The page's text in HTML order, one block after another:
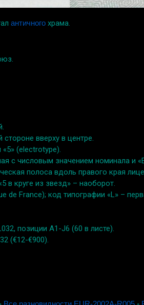
античного храма.
вверху в центре.
(electrotype).
с числовым значением номинала и
полоса вдоль правого края
в круге из звезд» – наоборот.
de France); код типографии «L» –
позиции A1-J6 (60 в листе).
(€12-€900).